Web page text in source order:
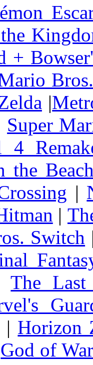
+
|
Super
4
the
|
|
Switch
The
| Horizon
God of